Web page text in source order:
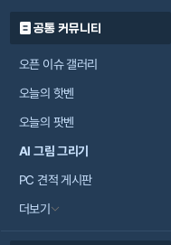
공통 커뮤니티
오픈 이슈 갤러리
오늘의 핫벤
오늘의 팟벤
AI 그림 그리기
PC 견적 게시판
더보기